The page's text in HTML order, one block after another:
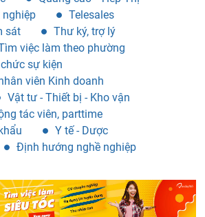
Telesales
sát
Thư ký, trợ lý
việc làm theo phường
sự kiện
viên Kinh doanh
Vật tư - Thiết bị - Kho vận
tác viên, parttime
Y tế - Dược
Định hướng nghề nghiệp